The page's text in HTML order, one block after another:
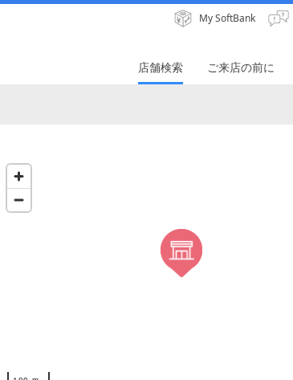
My SoftBank
店舗検索 ご来店の前に